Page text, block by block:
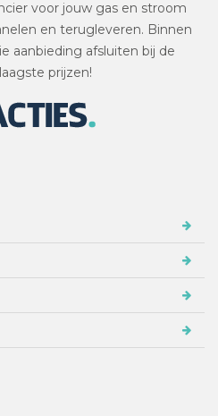
voor jouw gas en stroom
en terugleveren. Binnen
aanbieding afsluiten bij de
prijzen!